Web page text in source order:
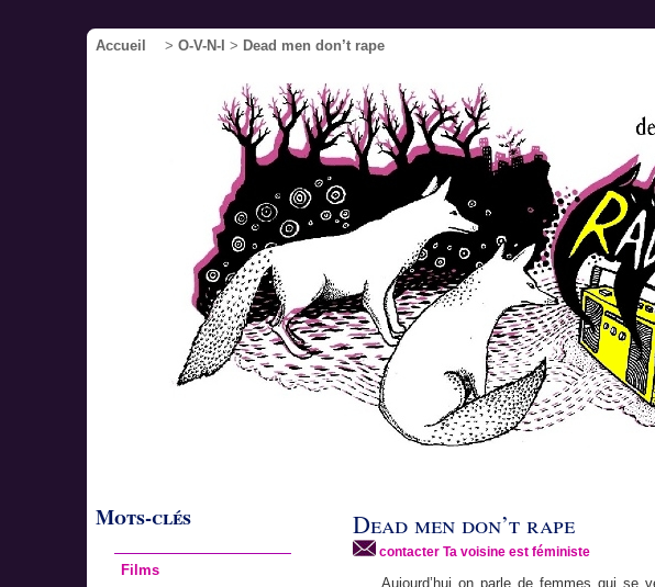
Accueil > O-V-N-I > Dead men don’t rape
Mots-clés
Films
Dead men don’t rape
contacter Ta voisine est féministe
Aujourd’hui on parle de femmes qui se